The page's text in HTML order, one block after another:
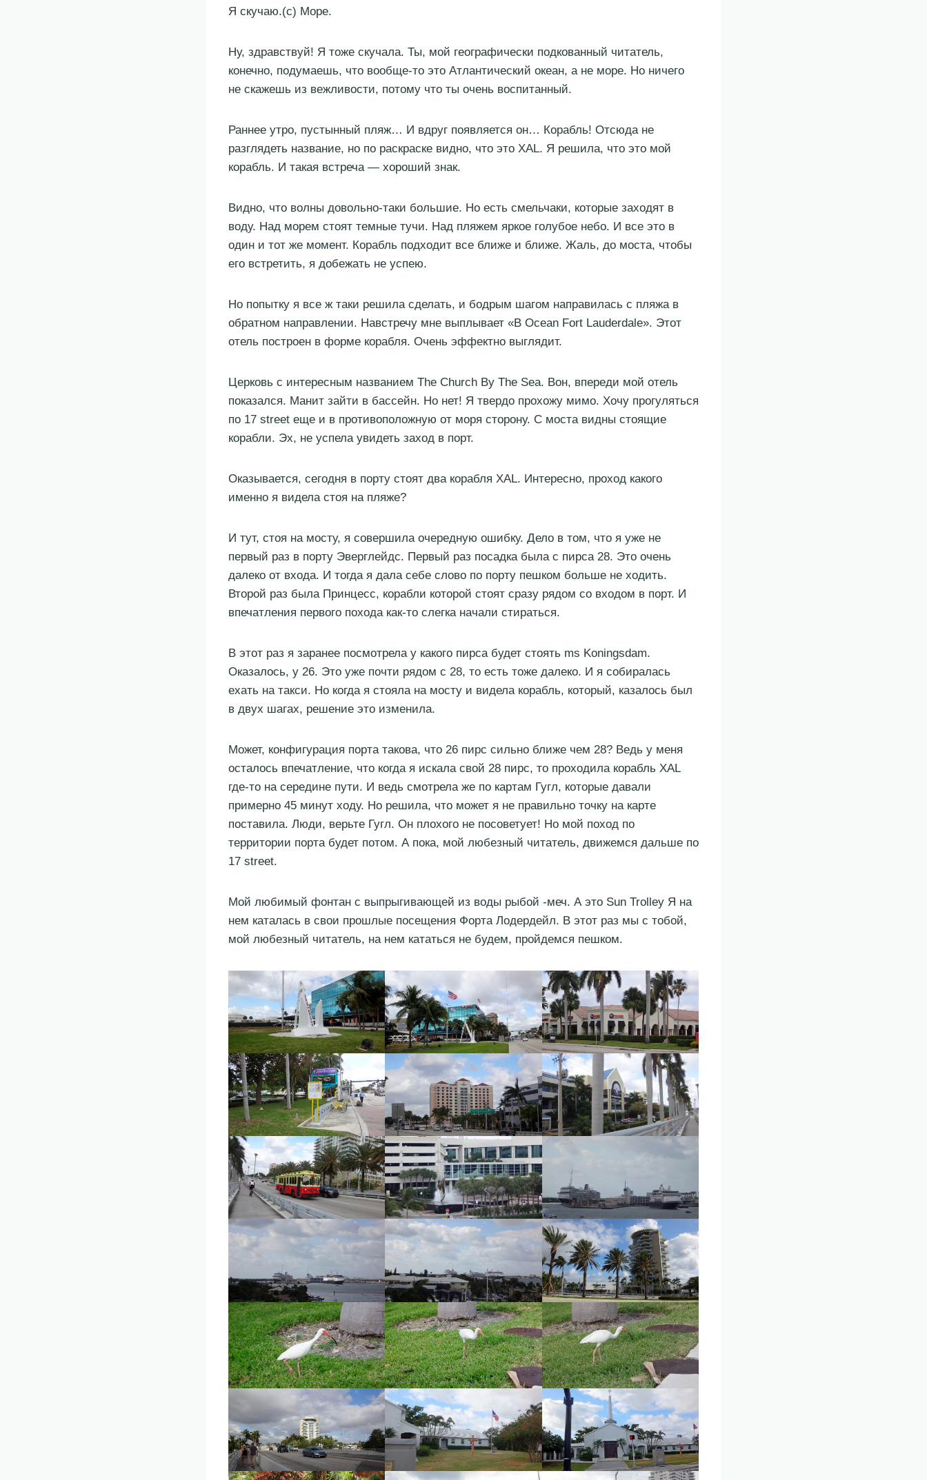
Я скучаю.(с) Море.
Ну, здравствуй! Я тоже скучала. Ты, мой географически подкованный читатель,
конечно, подумаешь, что вообще-то это Атлантический океан, а не море. Но ничего
не скажешь из вежливости, потому что ты очень воспитанный.
Раннее утро, пустынный пляж… И вдруг появляется он… Корабль! Отсюда не
разглядеть название, но по раскраске видно, что это XAL. Я решила, что это мой
корабль. И такая встреча — хороший знак.
Видно, что волны довольно-таки большие. Но есть смельчаки, которые заходят в
воду. Над морем стоят темные тучи. Над пляжем яркое голубое небо. И все это в
один и тот же момент. Корабль подходит все ближе и ближе. Жаль, до моста, чтобы
его встретить, я добежать не успею.
Но попытку я все ж таки решила сделать, и бодрым шагом направилась с пляжа в
обратном направлении. Навстречу мне выплывает «B Ocean Fort Lauderdale». Этот
отель построен в форме корабля. Очень эффектно выглядит.
Церковь с интересным названием The Church By The Sea. Вон, впереди мой отель
показался. Манит зайти в бассейн. Но нет! Я твердо прохожу мимо. Хочу прогуляться
по 17 street еще и в противоположную от моря сторону. С моста видны стоящие
корабли. Эх, не успела увидеть заход в порт.
Оказывается, сегодня в порту стоят два корабля XAL. Интересно, проход какого
именно я видела стоя на пляже?
И тут, стоя на мосту, я совершила очередную ошибку. Дело в том, что я уже не
первый раз в порту Эверглейдс. Первый раз посадка была с пирса 28. Это очень
далеко от входа. И тогда я дала себе слово по порту пешком больше не ходить.
Второй раз была Принцесс, корабли которой стоят сразу рядом со входом в порт. И
впечатления первого похода как-то слегка начали стираться.
В этот раз я заранее посмотрела у какого пирса будет стоять ms Koningsdam.
Оказалось, у 26. Это уже почти рядом с 28, то есть тоже далеко. И я собиралась
ехать на такси. Но когда я стояла на мосту и видела корабль, который, казалось был
в двух шагах, решение это изменила.
Может, конфигурация порта такова, что 26 пирс сильно ближе чем 28? Ведь у меня
осталось впечатление, что когда я искала свой 28 пирс, то проходила корабль XAL
где-то на середине пути. И ведь смотрела же по картам Гугл, которые давали
примерно 45 минут ходу. Но решила, что может я не правильно точку на карте
поставила. Люди, верьте Гугл. Он плохого не посоветует! Но мой поход по
территории порта будет потом. А пока, мой любезный читатель, движемся дальше по
17 street.
Мой любимый фонтан с выпрыгивающей из воды рыбой -меч. А это Sun Trolley Я на
нем каталась в свои прошлые посещения Форта Лодердейл. В этот раз мы с тобой,
мой любезный читатель, на нем кататься не будем, пройдемся пешком.